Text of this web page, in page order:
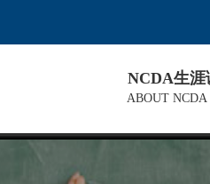
NCDA生涯
ABOUT NCDA